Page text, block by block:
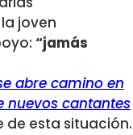
joven
“jamás
abre camino en
nuevos cantantes
de esta situación.